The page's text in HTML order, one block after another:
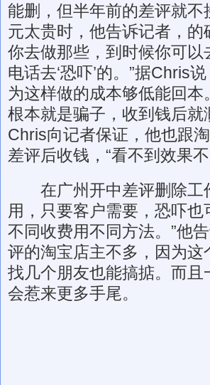
能删，但半年前的差评就
元太贵时，他告诉记者，
你去做那些，到时候你可
电话去‘恐吓’的。”据Chris
为这样做的成本够低能回
根本就是骗子，收到钱后
Chris向记者保证，他也跟
差评后收钱，“看不到效果
在广州开中差评删除工
用，只要客户需要，恐吓
不同收费用不同方法。”他
评的淘宝店主不多，因为这
找几个朋友也能搞掂。而
会惹来更多手尾。